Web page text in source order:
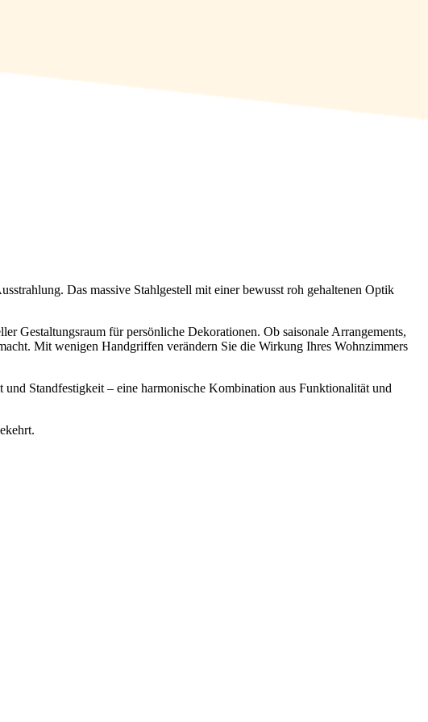
Das massive Stahlgestell mit einer bewusst roh gehaltenen Optik
Gestaltungsraum für persönliche Dekorationen. Ob saisonale Arrangements,
Mit wenigen Handgriffen verändern Sie die Wirkung Ihres Wohnzimmers
Standfestigkeit – eine harmonische Kombination aus Funktionalität und